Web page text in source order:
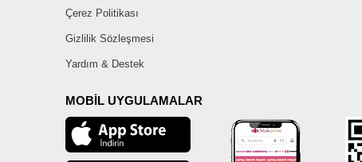
Çerez Politikası
Gizlilik Sözleşmesi
Yardım & Destek
MOBİL UYGULAMALAR